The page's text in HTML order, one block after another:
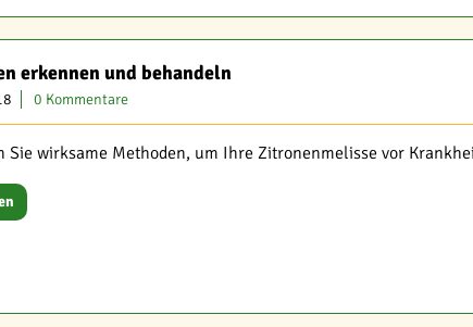
erkennen und behandeln
0 Kommentare
Sie wirksame Methoden, um Ihre Zitronenmelisse vor